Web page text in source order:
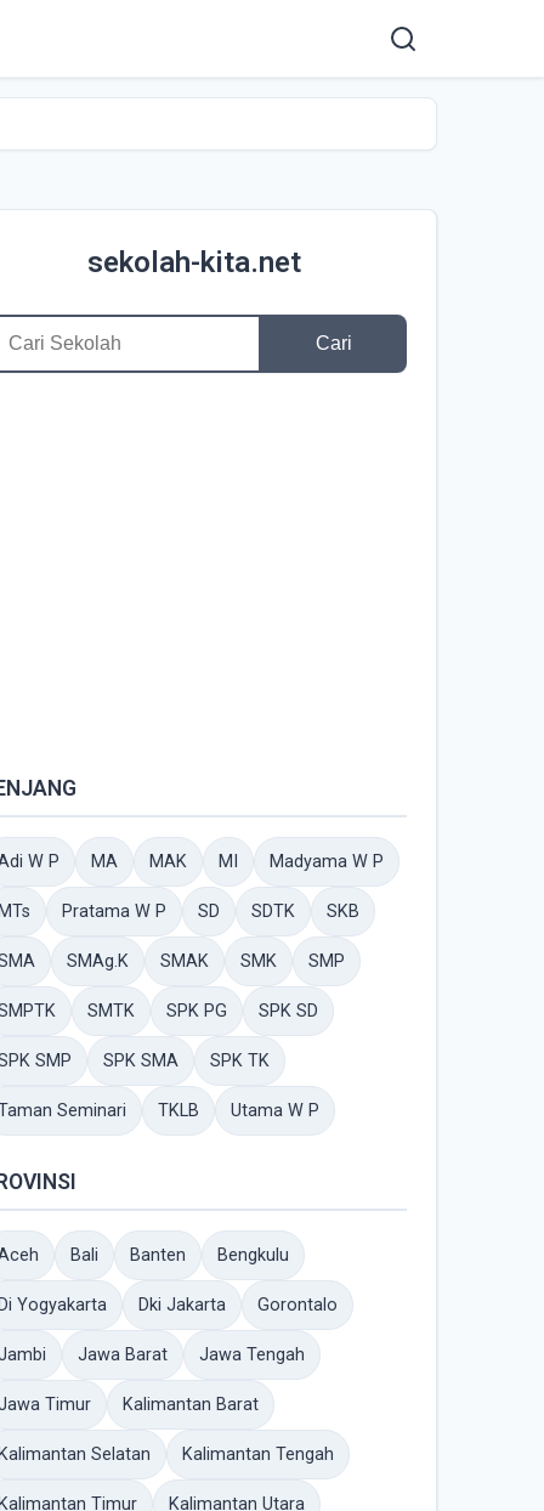
sekolah-kita.net
Cari
W P MA MAK MI Madyama W P
Pratama W P SD SDTK SKB
SMAg.K SMAK SMK SMP
SMTK SPK PG SPK SD
SMP SPK SMA SPK TK
Seminari TKLB Utama W P
Bali Banten Bengkulu
Yogyakarta Dki Jakarta Gorontalo
Jawa Barat Jawa Tengah
Timur Kalimantan Barat
Selatan Kalimantan Tengah
Timur Kalimantan Utara